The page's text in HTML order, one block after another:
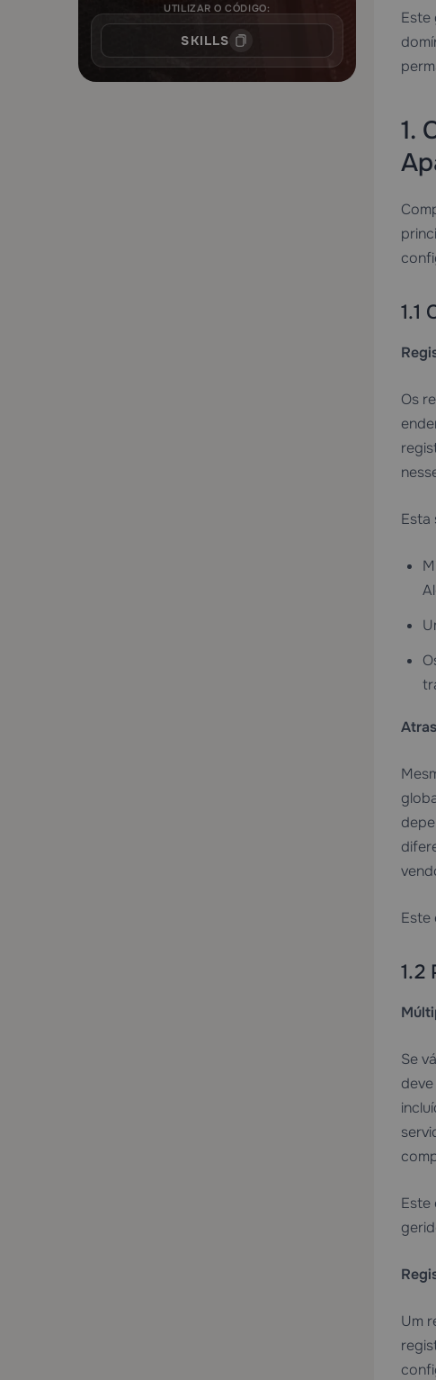
UTILIZAR O CÓDIGO:
SKILLS
Este
1.
1.1
Os
Esta
Este
1.2
Se
Este
Um